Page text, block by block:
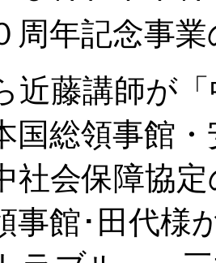
周年記念事
藤講師が「
国総領事館
社会保障協
事館･田代様